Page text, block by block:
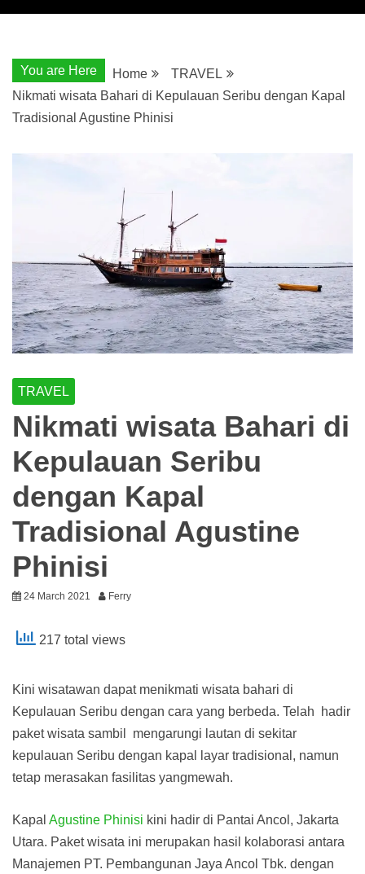
You are Here Home
TRAVEL
Nikmati wisata Bahari di Kepulauan Seribu dengan Kapal
Tradisional Agustine Phinisi
TRAVEL
Nikmati wisata Bahari di
Kepulauan Seribu
dengan Kapal
Tradisional Agustine
Phinisi
24 March 2021 Ferry
217 total views
Kini wisatawan dapat menikmati wisata bahari di
Kepulauan Seribu dengan cara yang berbeda. Telah hadir
paket wisata sambil mengarungi lautan di sekitar
kepulauan Seribu dengan kapal layar tradisional, namun
tetap merasakan fasilitas yangmewah.
Kapal Agustine Phinisi kini hadir di Pantai Ancol, Jakarta
Utara. Paket wisata ini merupakan hasil kolaborasi antara
Manajemen PT. Pembangunan Jaya Ancol Tbk. dengan